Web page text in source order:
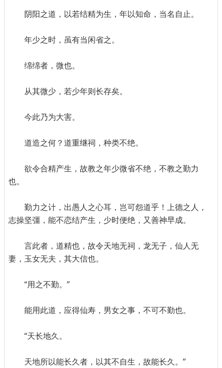
阴阳之道，以若结精为生，年以知命，当名自止。
年少之时，虽有当闲省之。
绵绵者，微也。
从其微少，若少年则长存矣。
今此乃为大害。
道造之何？道重继祠，种类不绝。
欲令合精产生，故教之年少微省不绝，不教之勤力
也。
勤力之计，出愚人之心耳，岂可怨道乎！上德之人，
志操坚彊，能不恋结产生，少时便绝，又善神早成。
言此者，道精也，故令天地无祠，龙无子，仙人无
妻，玉女无夫，其大信也。
“用之不勤。”
能用此道，应得仙寿，男女之事，不可不勤也。
“天长地久。
天地所以能长久者，以其不自生，故能长久。”